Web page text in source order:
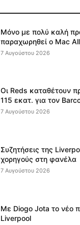
Μόνο με πολύ καλή
παραχωρηθεί ο Mac
7 Αυγούστου 2026
Οι Reds καταθέτουν
115 εκατ. για τον
7 Αυγούστου 2026
Συζητήσεις της
χορηγούς στη φανέλα
7 Αυγούστου 2026
Με Diogo Jota το νέο
Liverpool